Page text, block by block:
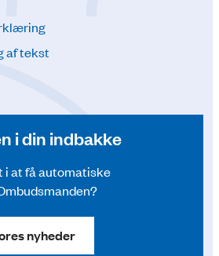
af tekst
i din indbakke
i at få automatiske
nyheder